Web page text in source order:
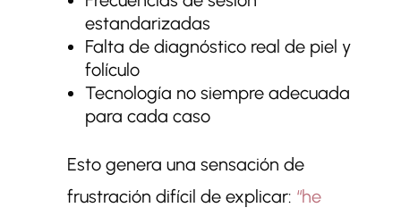
estandarizadas
Falta de diagnóstico real de piel y
folículo
Tecnología no siempre adecuada
para cada caso
Esto genera una sensación de
frustración difícil de explicar: “he